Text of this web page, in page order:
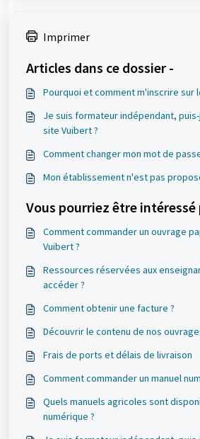
Imprimer
Articles dans ce dossier -
Pourquoi et comment m'inscrire sur
Je suis formateur indépendant,
site Vuibert ?
Comment changer mon mot de
Mon établissement n'est pas
Vous pourriez être intéressé
Comment commander un ouvrage
Vuibert ?
Ressources réservées aux
accéder ?
Comment obtenir une facture ?
Découvrir le contenu de nos
Frais de ports et délais de livraison
Comment commander un manuel
Quels manuels agricoles sont
numérique ?